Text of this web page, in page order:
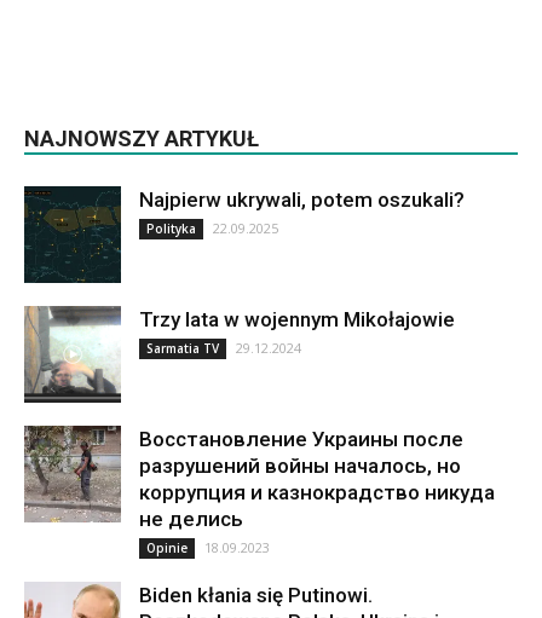
NAJNOWSZY ARTYKUŁ
Najpierw ukrywali, potem oszukali?
Polityka 22.09.2025
Trzy lata w wojennym Mikołajowie
Sarmatia TV 29.12.2024
Восстановление Украины после
разрушений войны началось, но
коррупция и казнокрадство никуда
не делись
Opinie 18.09.2023
Biden kłania się Putinowi.